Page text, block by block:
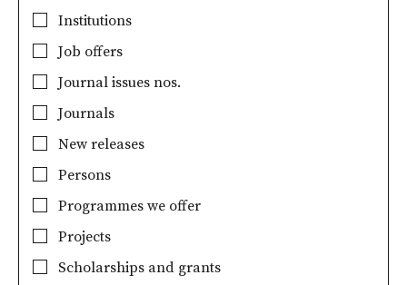
Institutions
Job offers
Journal issues nos.
Journals
New releases
Persons
Programmes we offer
Projects
Scholarships and grants